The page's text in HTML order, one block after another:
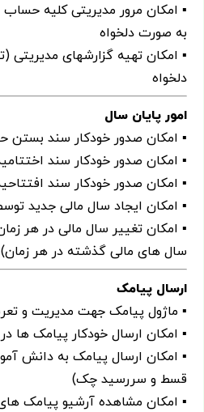
▪ امکان مرور مدیریتی کلیه
به صورت دلخواه
▪ امکان تهیه گزارشهای مدیریتی
دلخواه
امور پایان سال
▪ امکان صدور خودکار سند
▪ امکان صدور خودکار سند
▪ امکان صدور خودکار سند
▪ امکان ایجاد سال مالی جدید
▪ امکان تغییر سال مالی در هر
سال های مالی گذشته در هر زمان)
ارسال پیامک
▪ ماژول پیامک جهت مدیریت و
▪ امکان ارسال خودکار پیامک ها
▪ امکان ارسال پیامک به دانش
قسط و سررسید چک)
▪ امکان مشاهده آرشیو پیامک